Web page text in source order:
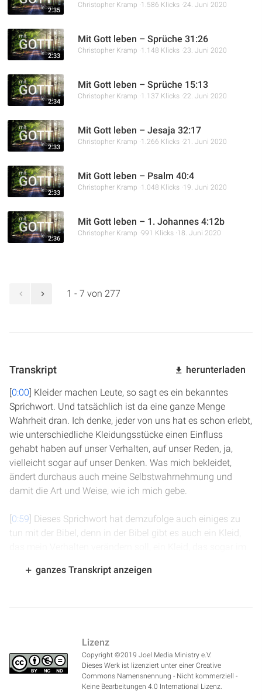
2:35
Christopher Kramp 1.586 Klicks 24. Juni 2020
2:33
Mit Gott leben – Sprüche 31:26
Christopher Kramp 1.148 Klicks 23. Juni 2020
2:34
Mit Gott leben – Sprüche 15:13
Christopher Kramp 1.137 Klicks 22. Juni 2020
2:33
Mit Gott leben – Jesaja 32:17
Christopher Kramp 1.266 Klicks 21. Juni 2020
2:33
Mit Gott leben – Psalm 40:4
Christopher Kramp 1.048 Klicks 19. Juni 2020
2:36
Mit Gott leben – 1. Johannes 4:12b
Christopher Kramp 991 Klicks 18. Juni 2020
1 - 7 von 277
Transkript herunterladen
[0:00] Kleider machen Leute, so sagt es ein bekanntes
Sprichwort. Und tatsächlich ist da eine ganze Menge
Wahrheit dran. Ich denke, jeder von uns hat es schon erlebt,
wie unterschiedliche Kleidungsstücke einen Einfluss
gehabt haben auf unser Verhalten, auf unser Reden, ja,
vielleicht sogar auf unser Denken. Was mich bekleidet,
ändert durchaus auch meine Selbstwahrnehmung und
damit die Art und Weise, wie ich mich gebe.
[0:59] Dieses Sprichwort hat demzufolge auch einiges zu
tun mit der Bibel, denn in der Bibel gibt es auch ein Kleid,
spricht von dem sogenannten Kleid der Gerechtigkeit, das
wurde ihr gegeben, sich in feine Leinwand zu kleiden, rein
und glänzend, denn die feine Leinwand ist die Gerechtigkeit
der Heiligen." Das kann auch übersetzt werden: "Die
gerechten Taten der Heiligen", das, was Jesus in uns tut,
ganzes Transkript anzeigen
Lizenz
Copyright ©2019 Joel Media Ministry e.V.
Dieses Werk ist lizenziert unter einer Creative
Commons Namensnennung - Nicht kommerziell -
Keine Bearbeitungen 4.0 International Lizenz.